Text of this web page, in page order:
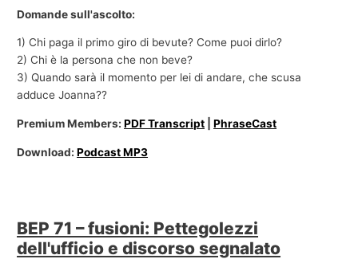
Domande sull'ascolto:
1) Chi paga il primo giro di bevute? Come puoi dirlo?
2) Chi è la persona che non beve?
3) Quando sarà il momento per lei di andare, che scusa
adduce Joanna??
Premium Members:PDF Transcript |PhraseCast
Download:Podcast MP3
BEP 71 – fusioni: Pettegolezzi
dell'ufficio e discorso segnalato